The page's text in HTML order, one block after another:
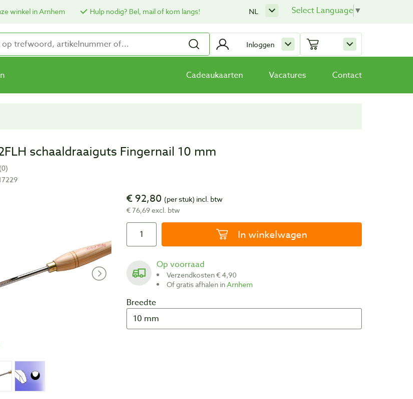
winkel in Arnhem Hulp nodig? Bel, mail of kom langs! Select Language▼
NL
Inloggen
Cadeaukaarten Vacatures Contact
schaaldraaiguts Fingernail 10 mm
€ 92,80 (per stuk) incl. btw
€ 76,69 excl. btw
In winkelwagen
Op voorraad
Verzendkosten € 4,90
Of gratis afhalen inArnhem
Breedte